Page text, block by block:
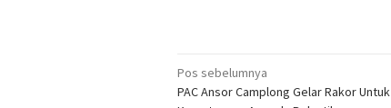
Navigasi
pos
Pos sebelumnya
PAC Ansor Camplong Gelar Rakor Untuk